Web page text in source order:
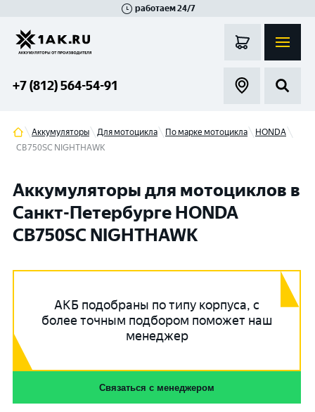
работаем 24/7
+7 (812) 564-54-91
Аккумуляторы Для мотоцикла По марке мотоцикла
HONDA
CB750SC NIGHTHAWK
Аккумуляторы для мотоциклов в
Санкт-Петербурге HONDA
CB750SC NIGHTHAWK
АКБ подобраны по типу корпуса, с
более точным подбором поможет наш
менеджер
Связаться с менеджером
Гатчина